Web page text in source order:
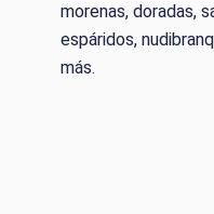
morenas, doradas,
espáridos,
más.